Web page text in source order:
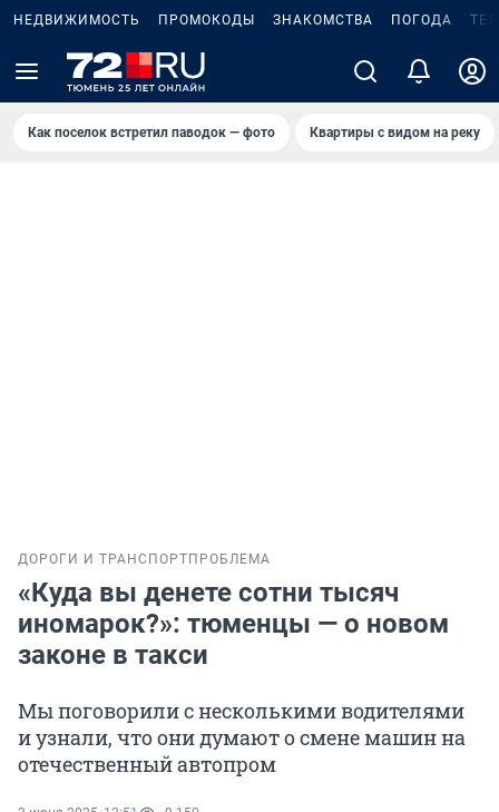
НЕДВИЖИМОСТЬ ПРОМОКОДЫ ЗНАКОМСТВА ПОГОДА
Как поселок встретил паводок — фото Квартиры с видом на реку
ДОРОГИ И ТРАНСПОРТ ПРОБЛЕМА
«Куда вы денете сотни тысяч
иномарок?»: тюменцы — о новом
законе в такси
Мы поговорили с несколькими водителями
и узнали, что они думают о смене машин на
отечественный автопром